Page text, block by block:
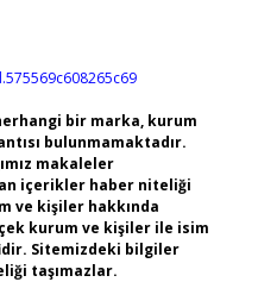
bir marka, kurum
bulunmamaktadır.
makaleler
içerikler haber niteliği
ve kişiler hakkında
kurum ve kişiler ile isim
Sitemizdeki bilgiler
taşımazlar.